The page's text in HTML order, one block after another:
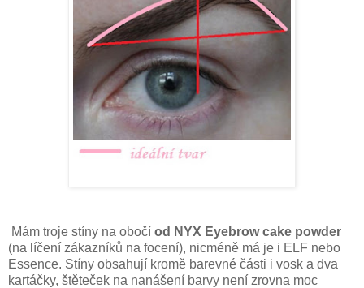
Mám troje stíny na obočí od NYX Eyebrow cake powder
(na líčení zákazníků na focení), nicméně má je i ELF nebo
Essence. Stíny obsahují kromě barevné části i vosk a dva
kartáčky, štěteček na nanášení barvy není zrovna moc